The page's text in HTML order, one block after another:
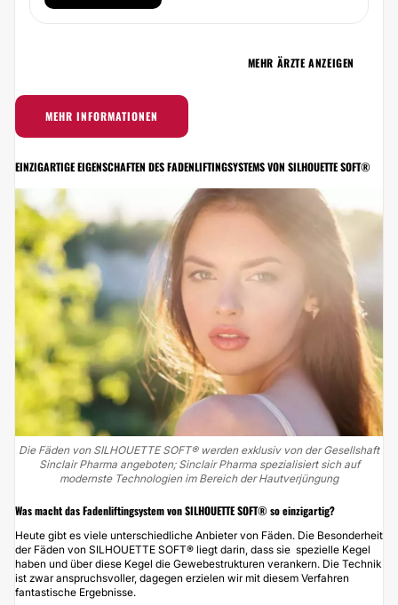
MEHR ÄRZTE ANZEIGEN
MEHR INFORMATIONEN
EINZIGARTIGE EIGENSCHAFTEN DES FADENLIFTINGSYSTEMS VON SILHOUETTE SOFT®
Die Fäden von SILHOUETTE SOFT® werden exklusiv von der Gesellshaft
Sinclair Pharma angeboten; Sinclair Pharma spezialisiert sich auf
modernste Technologien im Bereich der Hautverjüngung
Was macht das Fadenliftingsystem von SILHOUETTE SOFT® so einzigartig?
Heute gibt es viele unterschiedliche Anbieter von Fäden. Die Besonderheit
der Fäden von SILHOUETTE SOFT® liegt darin, dass sie spezielle Kegel
haben und über diese Kegel die Gewebestrukturen verankern. Die Technik
ist zwar anspruchsvoller, dagegen erzielen wir mit diesem Verfahren
fantastische Ergebnisse.